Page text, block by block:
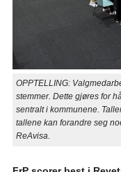
OPPTELLING:
stemmer. Dette gjøres for
sentralt i kommunene.
tallene kan forandre seg
ReAvisa.